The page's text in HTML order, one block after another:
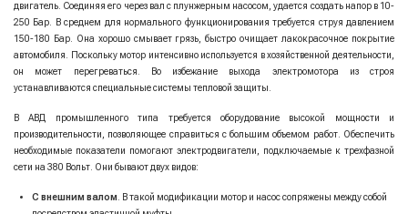
двигатель. Соединяя его через вал с плунжерным насосом, удается создать напор в 10-
250 Бар. В среднем для нормального функционирования требуется струя давлением
150-180 Бар. Она хорошо смывает грязь, быстро очищает лакокрасочное покрытие
автомобиля. Поскольку мотор интенсивно используется в хозяйственной деятельности,
он может перегреваться. Во избежание выхода электромотора из строя
устанавливаются специальные системы тепловой защиты.
В АВД промышленного типа требуется оборудование высокой мощности и
производительности, позволяющее справиться с большим объемом работ. Обеспечить
необходимые показатели помогают электродвигатели, подключаемые к трехфазной
сети на 380 Вольт. Они бывают двух видов:
С внешним валом . В такой модификации мотор и насос сопряжены между собой